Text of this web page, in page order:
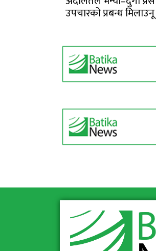
उपचारको प्रबन्ध मिलाउनू